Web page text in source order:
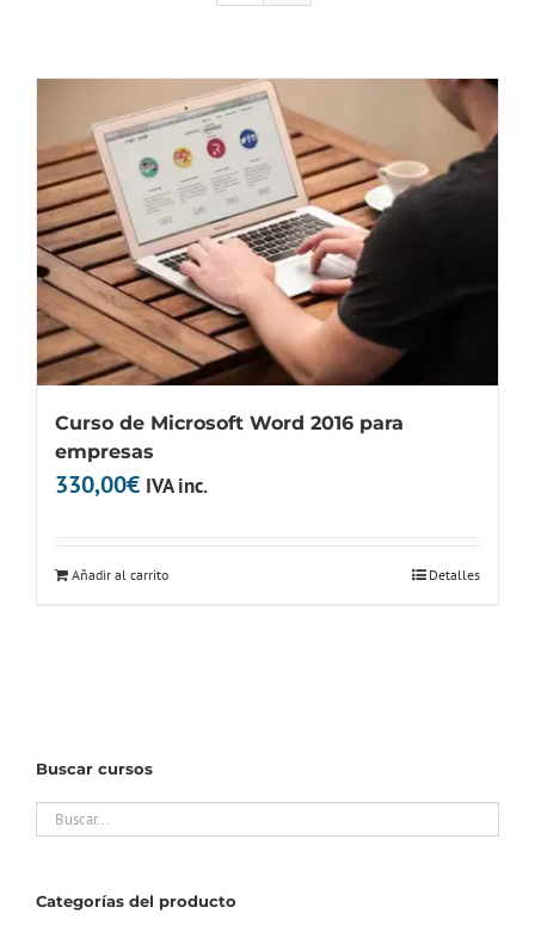
Curso de Microsoft Word 2016 para
empresas
330,00€ IVA inc.
Añadir al carrito Detalles
Buscar cursos
Categorías del producto